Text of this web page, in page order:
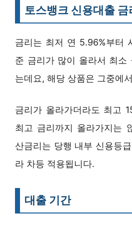
토스뱅크 신용대출 금
금리는 최저 연 5.96%부터
준 금리가 많이 올라서 최소
는데요, 해당 상품은 그중에
금리가 올라가더라도 최고
최고 금리까지 올라가지는
산금리는 당행 내부 신용등
라 차등 적용됩니다.
대출 기간